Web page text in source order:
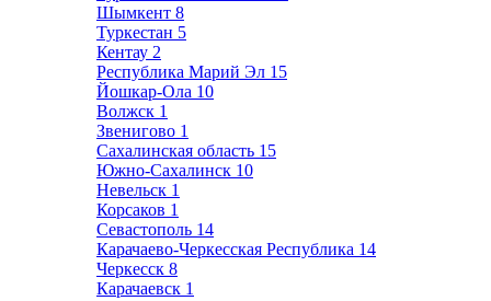
Шымкент 8
Туркестан 5
Кентау 2
Республика Марий Эл 15
Йошкар-Ола 10
Волжск 1
Звенигово 1
Сахалинская область 15
Южно-Сахалинск 10
Невельск 1
Корсаков 1
Севастополь 14
Карачаево-Черкесская Республика 14
Черкесск 8
Карачаевск 1